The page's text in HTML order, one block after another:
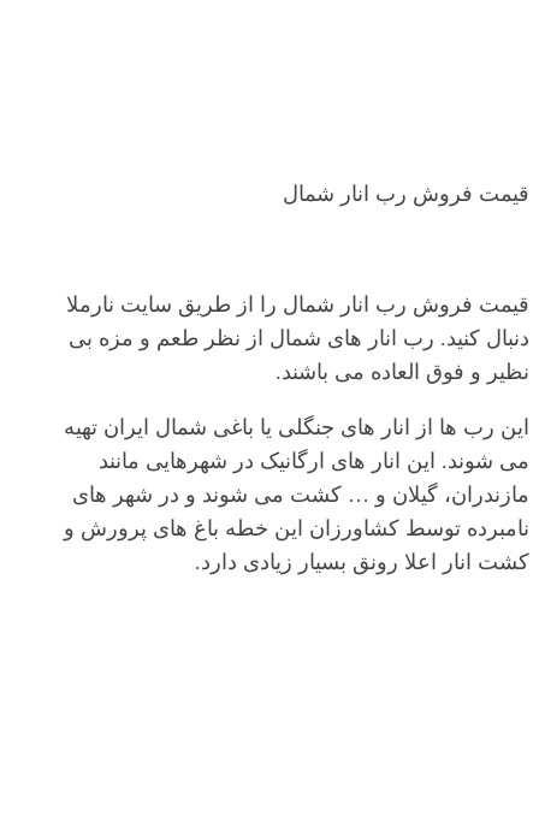
قیمت فروش رب انار شمال
قیمت فروش رب انار شمال را از طریق سایت نارملا
دنبال کنید. رب انار های شمال از نظر طعم و مزه بی
نظیر و فوق العاده می باشند.
این رب ها از انار های جنگلی یا باغی شمال ایران تهیه
می شوند. این انار های ارگانیک در شهرهایی مانند
مازندران، گیلان و … کشت می شوند و در شهر های
نامبرده توسط کشاورزان این خطه باغ های پرورش و
کشت انار اعلا رونق بسیار زیادی دارد.